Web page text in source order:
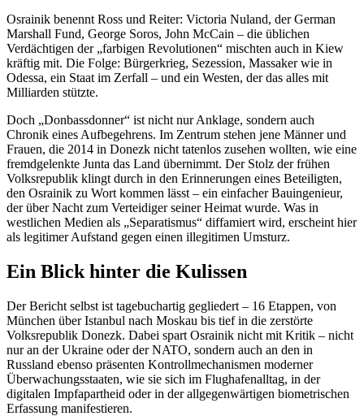
Osrainik benennt Ross und Reiter: Victoria Nuland, der German
Marshall Fund, George Soros, John McCain – die üblichen
Verdächtigen der „farbigen Revolutionen“ mischten auch in Kiew
kräftig mit. Die Folge: Bürgerkrieg, Sezession, Massaker wie in
Odessa, ein Staat im Zerfall – und ein Westen, der das alles mit
Milliarden stützte.
Doch „Donbassdonner“ ist nicht nur Anklage, sondern auch
Chronik eines Aufbegehrens. Im Zentrum stehen jene Männer und
Frauen, die 2014 in Donezk nicht tatenlos zusehen wollten, wie eine
fremdgelenkte Junta das Land übernimmt. Der Stolz der frühen
Volksrepublik klingt durch in den Erinnerungen eines Beteiligten,
den Osrainik zu Wort kommen lässt – ein einfacher Bauingenieur,
der über Nacht zum Verteidiger seiner Heimat wurde. Was in
westlichen Medien als „Separatismus“ diffamiert wird, erscheint hier
als legitimer Aufstand gegen einen illegitimen Umsturz.
Ein Blick hinter die Kulissen
Der Bericht selbst ist tagebuchartig gegliedert – 16 Etappen, von
München über Istanbul nach Moskau bis tief in die zerstörte
Volksrepublik Donezk. Dabei spart Osrainik nicht mit Kritik – nicht
nur an der Ukraine oder der NATO, sondern auch an den in
Russland ebenso präsenten Kontrollmechanismen moderner
Überwachungsstaaten, wie sie sich im Flughafenalltag, in der
digitalen Impfapartheid oder in der allgegenwärtigen biometrischen
Erfassung manifestieren.